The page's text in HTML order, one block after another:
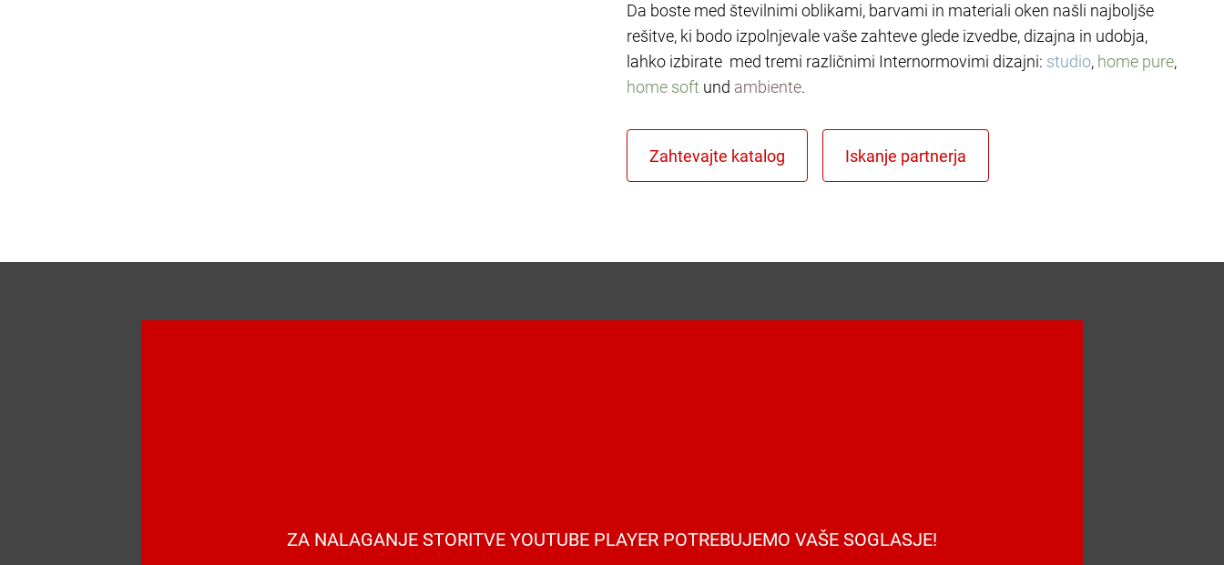
Da boste med številnimi oblikami, barvami in materiali oken našli najboljše
rešitve, ki bodo izpolnjevale vaše zahteve glede izvedbe, dizajna in udobja,
lahko izbirate med tremi različnimi Internormovimi dizajni: studio, home pure,
home soft und ambiente.
ZA NALAGANJE STORITVE YOUTUBE PLAYER POTREBUJEMO VAŠE SOGLASJE!